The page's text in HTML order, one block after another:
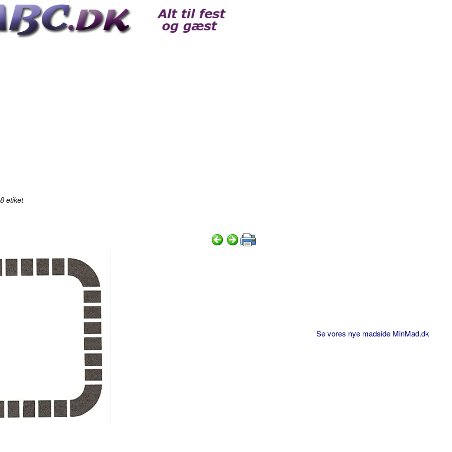
etiket
Se vores nye madside MinMad.dk